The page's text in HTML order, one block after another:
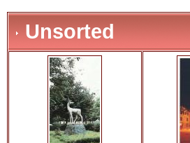
Unsorted